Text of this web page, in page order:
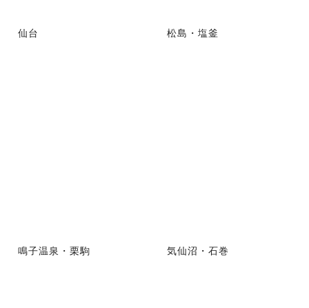
仙台 松島・塩釜
鳴子温泉・栗駒 気仙沼・石巻